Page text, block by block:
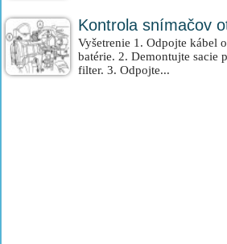
Kontrola snímačov
Vyšetrenie 1. Odpojte kábel
batérie. 2. Demontujte sacie
filter. 3. Odpojte...